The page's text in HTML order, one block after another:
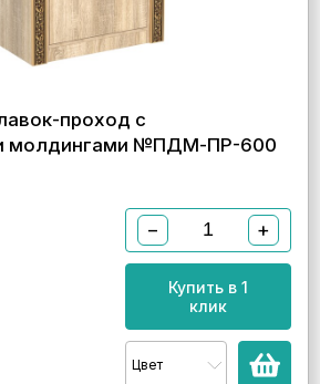
проход с
молдингами №ПДМ-ПР-600
− +
Купить в 1
клик
Цвет